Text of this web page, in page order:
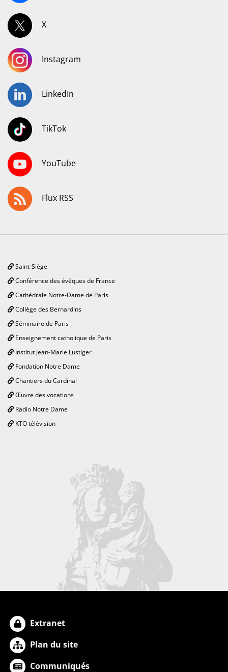
X
Instagram
LinkedIn
TikTok
YouTube
Flux RSS
Saint-Siège
Conférence des évêques de France
Cathédrale Notre-Dame de Paris
Collège des Bernardins
Séminaire de Paris
Enseignement catholique de Paris
Institut Jean-Marie Lustiger
Fondation Notre Dame
Chantiers du Cardinal
Œuvre des vocations
Radio Notre Dame
KTO télévision
Extranet
Plan du site
Communiqués